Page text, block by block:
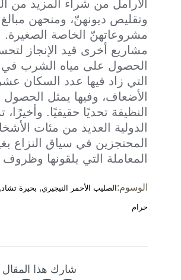
الأرامل من شراء المزيد من
وتقليص ديونهنّ، ومنحهن مبالغ
مشروعاتهنّ الخاصة الصغيرة.
مشاريع أخرى قيد الإنجاز
الحصول على مياه الشرب في
التي زاد فيها عدد السكان
الأضعاف، وفيها يمثل الحصول
النظيفة تحديًا حقيقيًا. وأخيرًا،
الدولية العديد من مئات
المحتجزين في سياق النزاع
المعاملة التي يلقونها
الوسوم: الصليب الأحمر النيجيري, بحيرة تشاد,
حرام
شارك هذا المقال